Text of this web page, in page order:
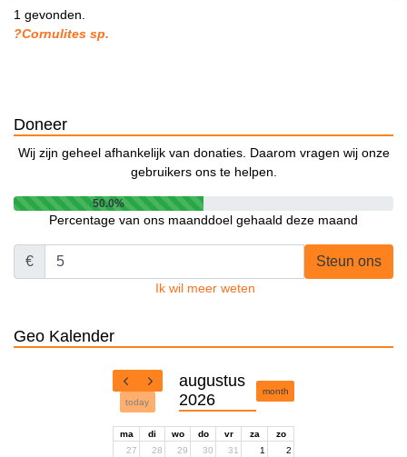
1 gevonden.
?Cornulites sp.
Doneer
Wij zijn geheel afhankelijk van donaties. Daarom vragen wij onze
gebruikers ons te helpen.
50.0%
Percentage van ons maanddoel gehaald deze maand
€ Steun ons
Ik wil meer weten
Geo Kalender
today
augustus
2026
month
ma di wo do vr za
zo
27
28 29 30 31 1 2